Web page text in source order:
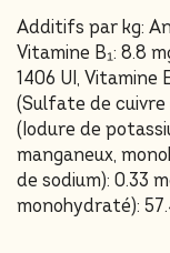
Additifs par kg:
Vitamine B₁: 8.8
1406 UI, Vitamine
(Sulfate de cuivre
(Iodure de
manganeux,
de sodium): 0.33
monohydraté):